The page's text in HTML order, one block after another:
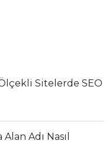
Sitelerde SEO
Adı Nasıl